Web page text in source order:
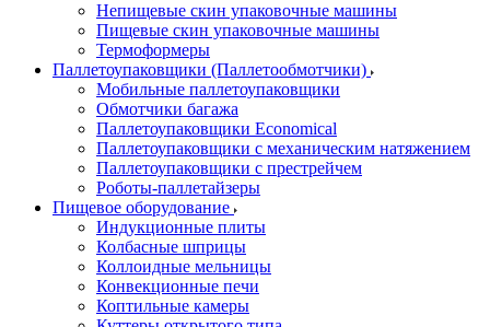
Непищевые скин упаковочные машины
Пищевые скин упаковочные машины
Термоформеры
Паллетоупаковщики (Паллетообмотчики)
Мобильные паллетоупаковщики
Обмотчики багажа
Паллетоупаковщики Economical
Паллетоупаковщики с механическим натяжением
Паллетоупаковщики с престрейчем
Роботы-паллетайзеры
Пищевое оборудование
Индукционные плиты
Колбасные шприцы
Коллоидные мельницы
Конвекционные печи
Коптильные камеры